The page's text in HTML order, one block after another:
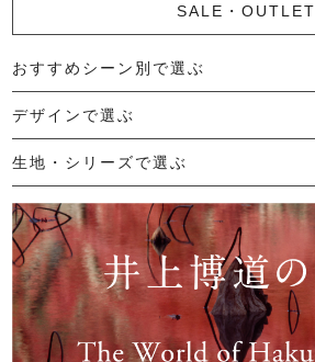
SALE・OUTLET
おすすめシーン別で選ぶ
└ 新生活
└ 和装
└ 旅行
└ 快眠
└ お祝い
デザインで選ぶ
└ ゆったりデザイン
└ 小柄さんにおすすめデザイン
└ 袖付きデザイン
└ メンズ・ユニセックスデザイン
└ 暮らしの黒色特集
生地・シリーズで選ぶ
└ 手紬手織り麻
└ 先染め麻
└ からみ織
└ グレーズリネン
└ 綿麻帆布
└ リネンツイード
└ リネンハンプ
└ ざっくり麻
└ オーガニックの蚊帳
└ かやキノミシリーズ
└ ふちどりシリーズ
└ 花紋シリーズ
└ 小紋シリーズ
└ 華わびシリーズ
└ 波ステッチシリーズ
└ あゆみ鹿シリーズ
└ 森の鹿シリーズ
└ まほろばシリーズ
└ 刺し子渦シリーズ
└ 革の水玉シリーズ
└ 新ビオシリーズ